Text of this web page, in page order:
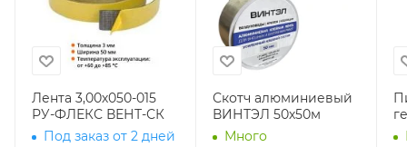
Лента 3,00х050-015
РУ-ФЛЕКС ВЕНТ-СК
Под заказ от 2 дней
Скотч алюминиевый
ВИНТЭЛ 50х50м
Много